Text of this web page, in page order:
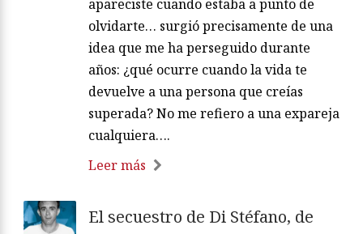
apareciste cuando estaba a punto de
olvidarte… surgió precisamente de una
idea que me ha perseguido durante
años: ¿qué ocurre cuando la vida te
devuelve a una persona que creías
superada? No me refiero a una expareja
cualquiera….
Leer más
El secuestro de Di Stéfano, de